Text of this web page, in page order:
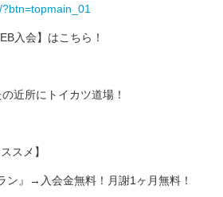
入会】はこちら！
近所にトイカツ道場！
スメ】
』→入会金無料！月謝1ヶ月無料！